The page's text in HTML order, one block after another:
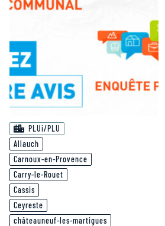
PLUi/PLU
Allauch
Carnoux-en-Provence
Carry-le-Rouet
Cassis
Ceyreste
châteauneuf-les-martigues